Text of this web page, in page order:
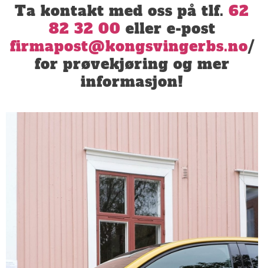
Ta kontakt med oss på tlf. 62
82 32 00 eller e-post
firmapost@kongsvingerbs.no/
for prøvekjøring og mer
informasjon!